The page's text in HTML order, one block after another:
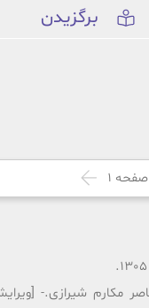
برگزیدن
صفحه 1